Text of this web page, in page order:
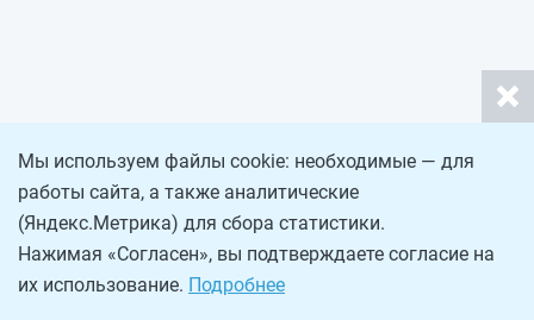
Мы используем файлы cookie: необходимые — для
работы сайта, а также аналитические
(Яндекс.Метрика) для сбора статистики.
Нажимая «Согласен», вы подтверждаете согласие на
их использование. Подробнее